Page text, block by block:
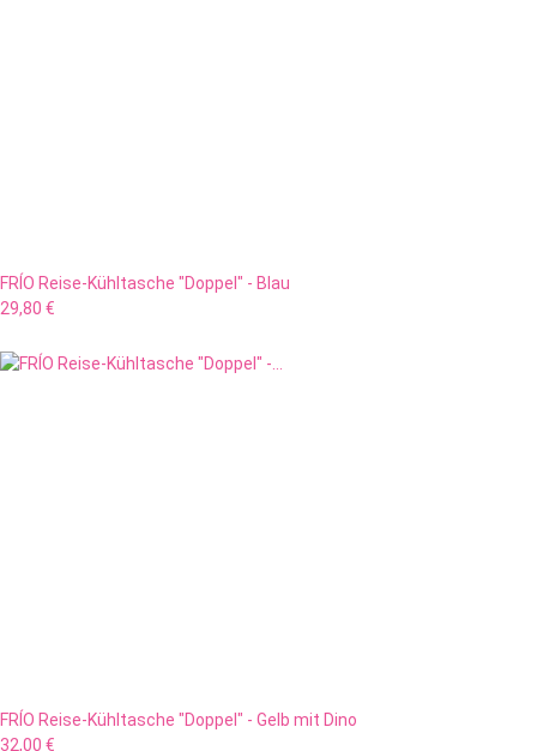
FRÍO Reise-Kühltasche "Doppel" - Blau
29,80 €
FRÍO Reise-Kühltasche "Doppel" - Gelb mit Dino
32,00 €